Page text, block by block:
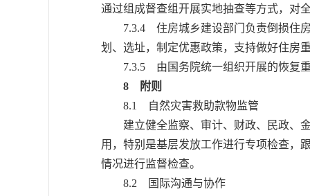
通过组成督查组开展实地抽查等方式，对
7.3.4 住房城乡建设部门负责倒损住房
划、选址，制定优惠政策，支持做好住房
7.3.5 由国务院统一组织开展的恢复重
8 附则
8.1 自然灾害救助款物监管
建立健全监察、审计、财政、民政、金
用，特别是基层发放工作进行专项检查，
情况进行监督检查。
8.2 国际沟通与协作